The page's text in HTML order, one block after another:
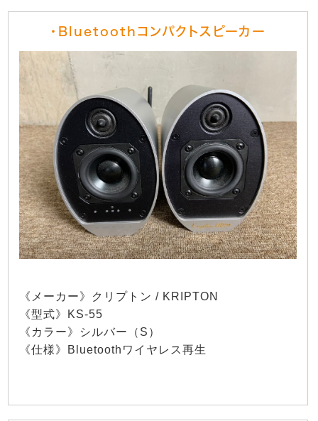
・Bluetoothコンパクトスピーカー
《メーカー》クリプトン / KRIPTON
《型式》KS-55
《カラー》シルバー（S）
《仕様》Bluetoothワイヤレス再生